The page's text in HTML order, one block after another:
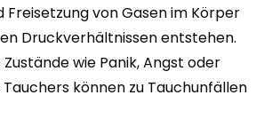
Freisetzung von Gasen im Körper
Druckverhältnissen entstehen.
wie Panik, Angst oder
können zu Tauchunfällen